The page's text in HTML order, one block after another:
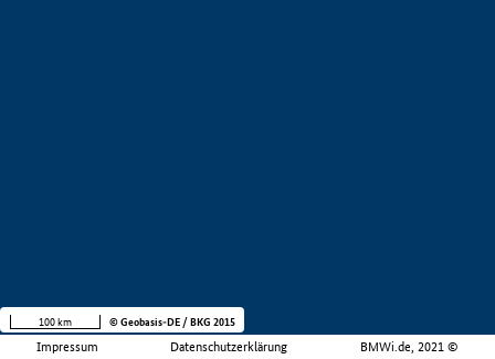
Impressum Datenschutzerklärung BMWi.de, 2021 ©
100 km © Geobasis-DE / BKG 2015